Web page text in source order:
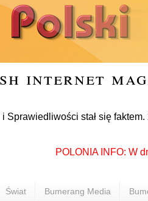
internet
stał się faktem.
POLONIA INFO: W
Świat Bumerang Media